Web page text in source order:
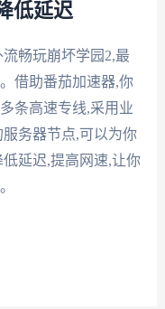
低延迟
畅玩崩坏学园2,最
借助番茄加速器,你
条高速专线,采用业
务器节点,可以为你
延迟,提高网速,让你